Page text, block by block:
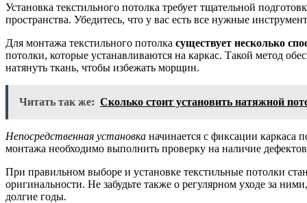
Установка текстильного потолка требует тщательной
пространства. Убедитесь, что у вас есть все нужные
Для монтажа текстильного потолка существует несколько
потолки, которые устанавливаются на каркас. Такой метод
натянуть ткань, чтобы избежать морщин.
Читать так же: Сколько стоит установить натяжной
Непосредственная установка начинается с фиксации каркаса
монтажа необходимо выполнить проверку на наличие
При правильном выборе и установке текстильные потолки
оригинальности. Не забудьте также о регулярном уходе за
долгие годы.